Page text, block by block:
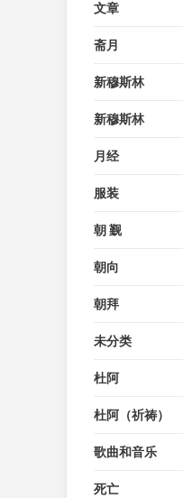
文章
斋月
新穆斯林
新穆斯林
月经
服装
朝 觐
朝向
朝拜
未分类
杜阿
杜阿（祈祷）
歌曲和音乐
死亡